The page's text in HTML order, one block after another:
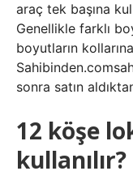
araç tek başına
Genellikle farklı
boyutların
sonra satın
12 köşe
kullanılır?